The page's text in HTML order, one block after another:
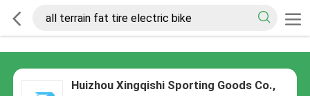
Huizhou Xingqishi Sporting Goods Co.,